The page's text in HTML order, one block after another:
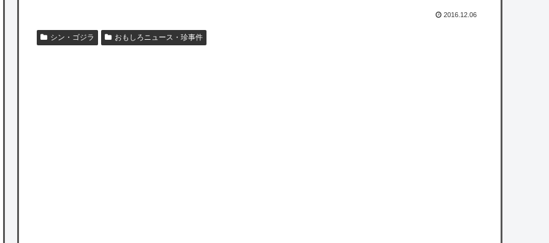
衝撃
るんぶるん編まとめ『太もも雑談w』『千速
2016.12.06
シン・ゴジラ おもしろニュース・珍事件